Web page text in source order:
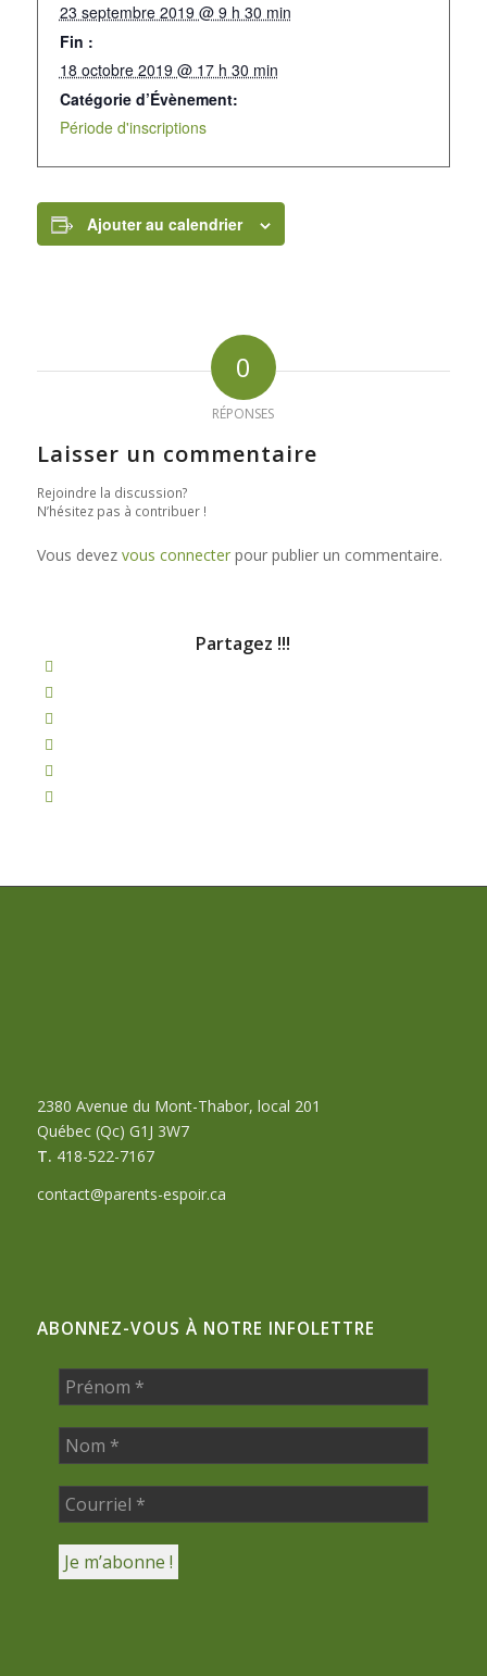
23 septembre 2019 @ 9 h 30 min
Fin :
18 octobre 2019 @ 17 h 30 min
Catégorie d’Évènement:
Période d'inscriptions
Ajouter au calendrier
0
RÉPONSES
Laisser un commentaire
Rejoindre la discussion?
N’hésitez pas à contribuer !
Vous devez vous connecterpour publier un commentaire.
Partagez !!!
2380 Avenue du Mont-Thabor, local 201
Québec (Qc) G1J 3W7
T. 418-522-7167
contact@parents-espoir.ca
ABONNEZ-VOUS À NOTRE INFOLETTRE